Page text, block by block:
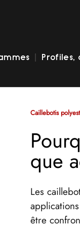
Profiles,
Caillebotis
que
Les
être